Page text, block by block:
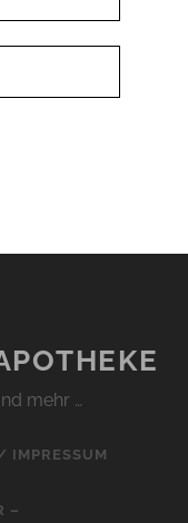
mehr …
IMPRESSUM
–